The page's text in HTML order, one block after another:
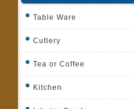
Table Ware
Cutlery
Tea or Coffee
Kitchen